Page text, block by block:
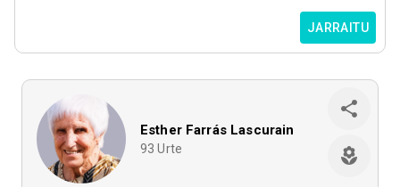
JARRAITU
Esther Farrás Lascurain
93 Urte